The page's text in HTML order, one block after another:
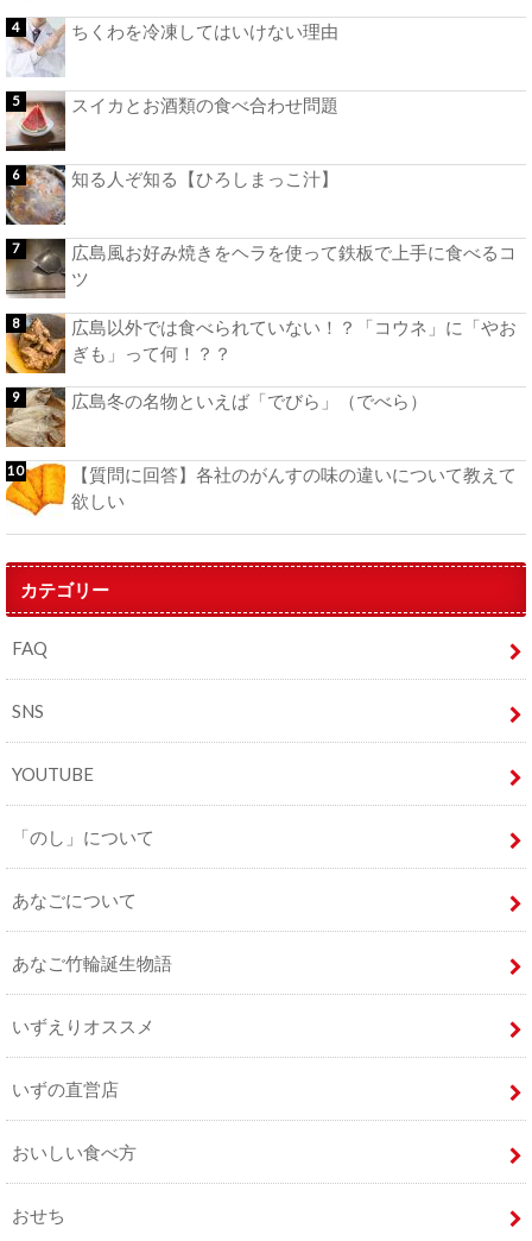
ちくわを冷凍してはいけない理由
スイカとお酒類の食べ合わせ問題
知る人ぞ知る【ひろしまっこ汁】
広島風お好み焼きをヘラを使って鉄板で上手に食べるコ
ツ
広島以外では食べられていない！？「コウネ」に「やお
ぎも」って何！？？
広島冬の名物といえば「でびら」（でべら）
【質問に回答】各社のがんすの味の違いについて教えて
欲しい
カテゴリー
FAQ
SNS
YOUTUBE
「のし」について
あなごについて
あなご竹輪誕生物語
いずえりオススメ
いずの直営店
おいしい食べ方
おせち